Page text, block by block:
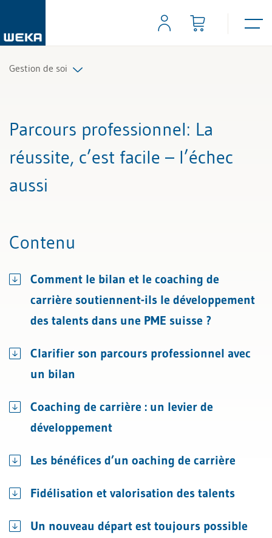
Gestion de soi
Toutes les aides de travail
Parcours professionnel: La
réussite, c’est facile – l’échec
aussi
Contenu
Comment le bilan et le coaching de
carrière soutiennent-ils le développement
des talents dans une PME suisse ?
Clarifier son parcours professionnel avec
un bilan
Coaching de carrière : un levier de
développement
Les bénéfices d’un oaching de carrière
Fidélisation et valorisation des talents
Un nouveau départ est toujours possible